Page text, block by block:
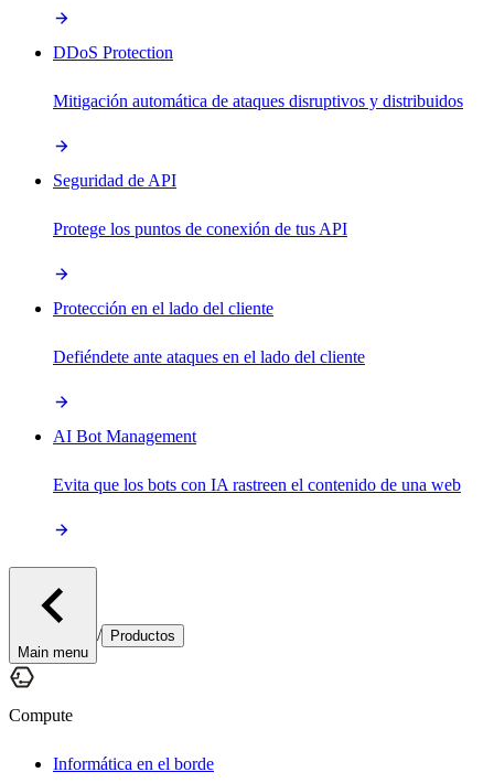
DDoS Protection
Mitigación automática de ataques disruptivos y distribuidos
Seguridad de API
Protege los puntos de conexión de tus API
Protección en el lado del cliente
Defiéndete ante ataques en el lado del cliente
AI Bot Management
Evita que los bots con IA rastreen el contenido de una web
Main menu
/ Productos
Compute
Informática en el borde